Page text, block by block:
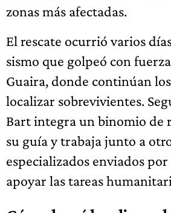
zonas más afectadas.
El rescate ocurrió varios
sismo que golpeó con
Guaira, donde continúan
localizar sobrevivientes.
Bart integra un binomio de
su guía y trabaja junto a
especializados enviados
apoyar las tareas